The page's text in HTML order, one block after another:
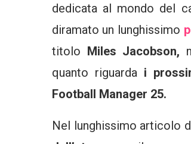
dedicata al mondo del
diramato un lunghissimo
titolo Miles Jacobson,
quanto riguarda i
Football Manager 25.
Nel lunghissimo articolo